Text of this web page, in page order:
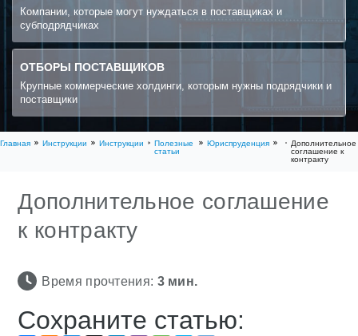
Компании, которые могут нуждаться в поставщиках и
субподрядчиках
ОТБОРЫ ПОСТАВЩИКОВ
Крупные коммерческие холдинги, которым нужны подрядчики и
поставщики
Главная Инструкции Инструкции
Полезные
статьи
Юриспруденция
Дополнительное
соглашение к
контракту
Дополнительное соглашение
к контракту
Время прочтения: 3мин.
Сохраните статью: